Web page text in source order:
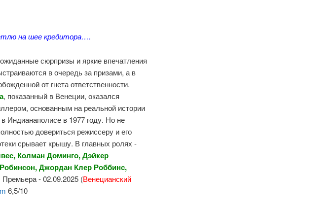
на шее кредитора….
сюрпризы и яркие впечатления
в очередь за призами, а в
от гнета ответственности.
, показанный в Венеции, оказался
основанным на реальной истории
Индианаполисе в 1977 году. Но не
довериться режиссеру и его
срывает крышу. В главных ролях -
Колман Доминго, Дэйкер
Джордан Клер Роббинс,
- 02.09.2025 (Венецианский
6,5/10